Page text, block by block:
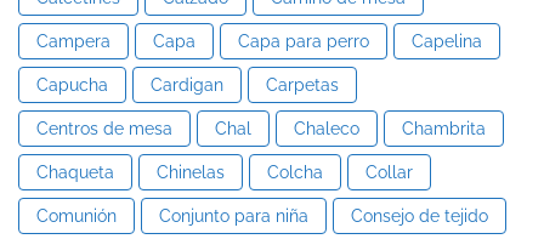
Campera Capa Capa para perro Capelina
Capucha Cardigan Carpetas
Centros de mesa Chal Chaleco Chambrita
Chaqueta Chinelas Colcha Collar
Comunión Conjunto para niña Consejo de tejido